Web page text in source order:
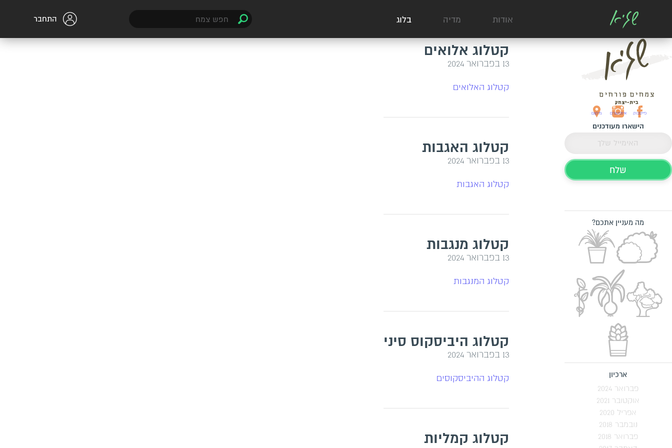
אודות מדיה בלוג התחבר
פייסבוק אינסטגרם מיקום
הישארו מעודכנים
מה מעניין אתכם?
ארכיון
פברואר 2024
אוקטובר 2021
אפריל 2020
נובמבר 2018
פברואר 2018
קטלוג אלואים
13 בפברואר 2024
קטלוג האלואים
קטלוג האגבות
13 בפברואר 2024
קטלוג האגבות
קטלוג מנגבות
13 בפברואר 2024
קטלוג המנגבות
קטלוג היביסקוס סיני
13 בפברואר 2024
קטלוג ההיביסקוסים
קטלוג קמליות